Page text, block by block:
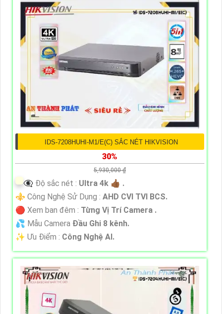
IDS-7208HUHI-M1/E(C) SẮC NÉT HIKVISION
30%
5,930,000 ₫
👁️‍🗨 Độ sắc nét : Ultra 4k 👍🏾 .
⚜️ Công Nghệ Sử Dụng : AHD CVI TVI BCS.
🔴 Xem ban đêm : Từng Vị Trí Camera .
💦 Mẫu Camera Đầu Ghi 8 kênh.
️✨ Ưu Điểm : Công Nghệ AI.